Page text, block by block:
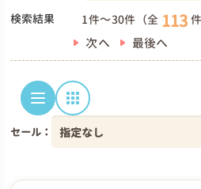
検索結果 1件～30件（全 113 件
次へ 最後へ
セール：